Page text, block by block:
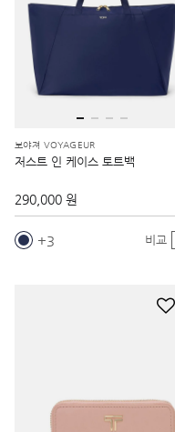
보야져 VOYAGEUR
저스트 인 케이스 토트백
290,000 원
3 비교